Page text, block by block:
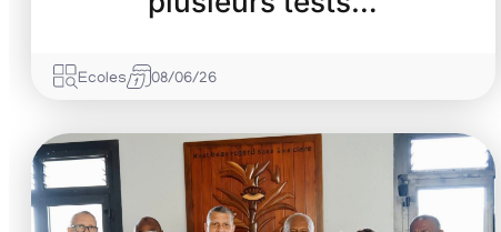
Ecoles 08/06/26